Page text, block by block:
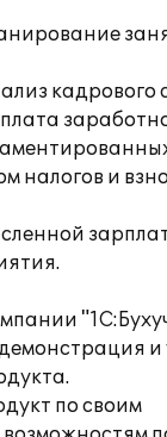
кадрового
налогов и
и
по своим